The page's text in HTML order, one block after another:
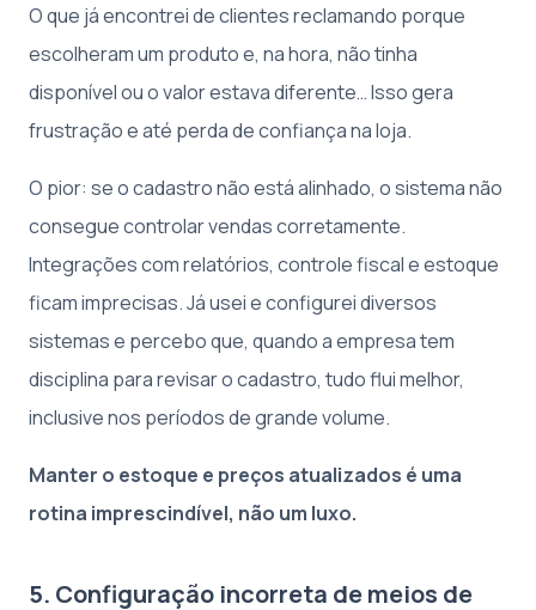
O que já encontrei de clientes reclamando porque
escolheram um produto e, na hora, não tinha
disponível ou o valor estava diferente… Isso gera
frustração e até perda de confiança na loja.
O pior: se o cadastro não está alinhado, o sistema não
consegue controlar vendas corretamente.
Integrações com relatórios, controle fiscal e estoque
ficam imprecisas. Já usei e configurei diversos
sistemas e percebo que, quando a empresa tem
disciplina para revisar o cadastro, tudo flui melhor,
inclusive nos períodos de grande volume.
Manter o estoque e preços atualizados é uma
rotina imprescindível, não um luxo.
5. Configuração incorreta de meios de